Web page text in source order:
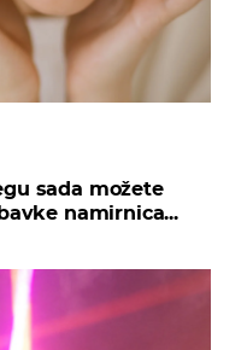
sada možete
namirnica...